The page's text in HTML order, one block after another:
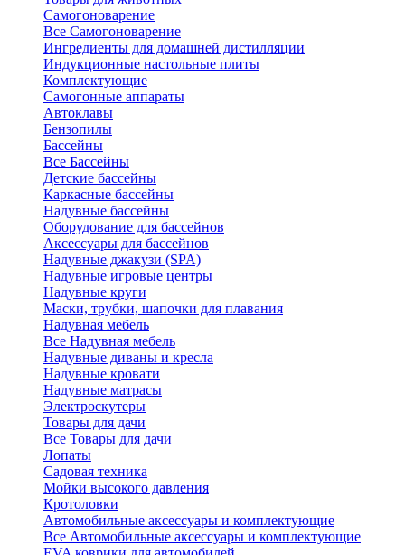
Самогоноварение
Все Самогоноварение
Ингредиенты для домашней дистилляции
Индукционные настольные плиты
Комплектующие
Самогонные аппараты
Автоклавы
Бензопилы
Бассейны
Все Бассейны
Детские бассейны
Каркасные бассейны
Надувные бассейны
Оборудование для бассейнов
Аксессуары для бассейнов
Надувные джакузи (SPA)
Надувные игровые центры
Надувные круги
Маски, трубки, шапочки для плавания
Надувная мебель
Все Надувная мебель
Надувные диваны и кресла
Надувные кровати
Надувные матрасы
Электроскутеры
Товары для дачи
Все Товары для дачи
Лопаты
Садовая техника
Мойки высокого давления
Кротоловки
Автомобильные аксессуары и комплектующие
Все Автомобильные аксессуары и комплектующие